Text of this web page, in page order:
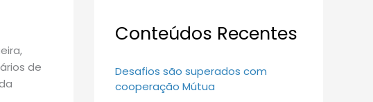
de
Conteúdos Recentes
Desafios são superados com
cooperação Mútua